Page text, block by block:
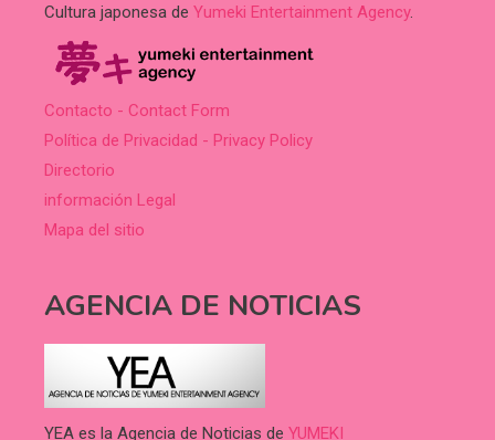
Cultura japonesa de Yumeki Entertainment Agency.
Contacto - Contact Form
Política de Privacidad - Privacy Policy
Directorio
información Legal
Mapa del sitio
AGENCIA DE NOTICIAS
YEA es la Agencia de Noticias de YUMEKI